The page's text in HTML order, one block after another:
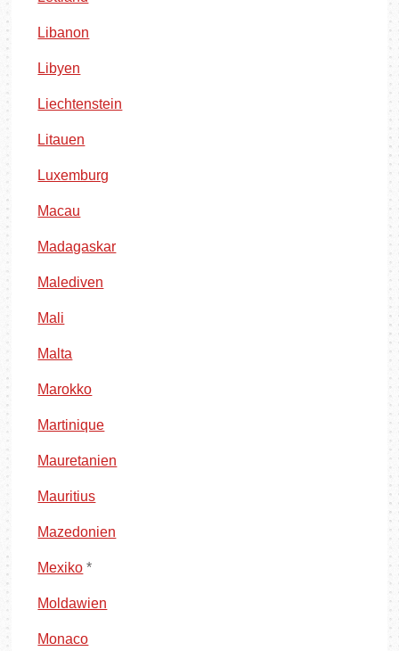
Libanon
Libyen
Liechtenstein
Litauen
Luxemburg
Macau
Madagaskar
Malediven
Mali
Malta
Marokko
Martinique
Mauretanien
Mauritius
Mazedonien
Mexiko *
Moldawien
Monaco